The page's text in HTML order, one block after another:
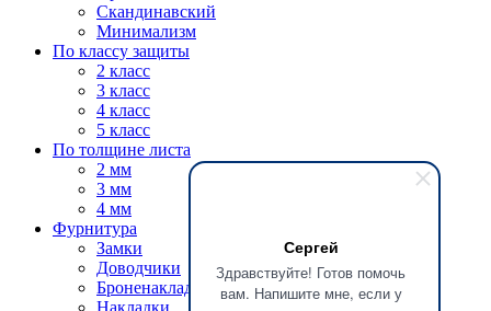
Сергей
Здравствуйте! Готов помочь
вам. Напишите мне, если у
Скандинавский
Минимализм
По классу защиты
2 класс
3 класс
4 класс
5 класс
По толщине листа
2 мм
3 мм
4 мм
Фурнитура
Замки
Доводчики
Броненакладки